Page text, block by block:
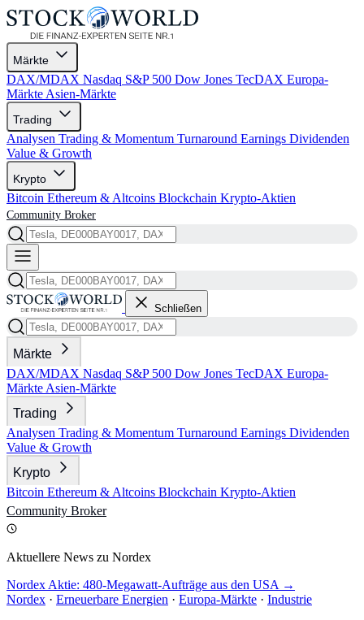
Märkte
DAX/MDAX Nasdaq S&P 500 Dow Jones TecDAX Europa-
Märkte Asien-Märkte
Trading
Analysen Trading & Momentum Turnaround Earnings Dividenden
Value & Growth
Krypto
Bitcoin Ethereum & Altcoins Blockchain Krypto-Aktien
Community Broker
Schließen
Märkte
DAX/MDAX Nasdaq S&P 500 Dow Jones TecDAX Europa-
Märkte Asien-Märkte
Trading
Analysen Trading & Momentum Turnaround Earnings Dividenden
Value & Growth
Krypto
Bitcoin Ethereum & Altcoins Blockchain Krypto-Aktien
Community Broker
Aktuellere News zu Nordex
Nordex Aktie: 480-Megawatt-Aufträge aus den USA →
Nordex · Erneuerbare Energien · Europa-Märkte · Industrie